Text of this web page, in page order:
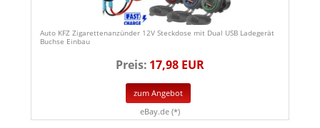
Auto KFZ Zigarettenanzünder 12V Steckdose mit Dual USB Ladegerät
Buchse Einbau
Preis: 17,98 EUR
zum Angebot
eBay.de (*)